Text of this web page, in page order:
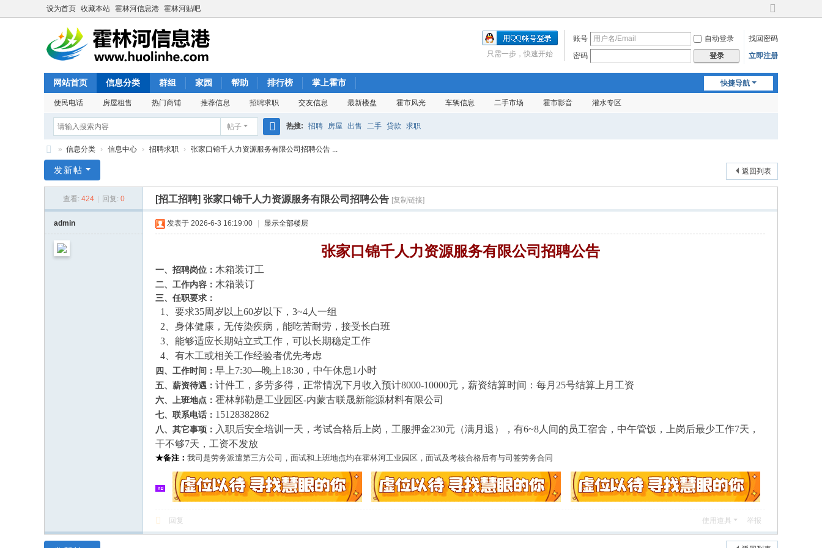
设为首页 收藏本站 霍林河信息港 霍林河贴吧
切
到
宽
账号 自动登录
找回密码
密码
登录 立即注册
只需一步，快速开始
快捷导航
网站首页 信息分类 群组 家园 帮助 排行榜 掌上霍市
便民电话 房屋租售 热门商铺 推荐信息 招聘求职 交友信息 最新楼盘 霍市风光 车辆信息 二手市场 霍市影音 灌水专区
帖子
搜
热搜: 招聘 房屋 出售 二手 贷款 求职
林
» 信息分类 › 信息中心 › 招聘求职 › 张家口锦千人力资源服务有限公司招聘公告 ...
返回列表
发新帖
查看: 424 回复: 0 [招工招聘] 张家口锦千人力资源服务有限公司招聘公告 [复制链接]
admin 发表于 2026-6-3 16:19:00 显示全部楼层
张家口锦千人力资源服务有限公司招聘公告
一、招聘岗位： 木箱装订工
二、工作内容： 木箱装订
三、任职要求：
1、要求35周岁以上60岁以下，3~4人一组
2、身体健康，无传染疾病，能吃苦耐劳，接受长白班
3、能够适应长期站立式工作，可以长期稳定工作
4、有木工或相关工作经验者优先考虑
四、工作时间： 早上7:30—晚上18:30，中午休息1小时
五、薪资待遇： 计件工，多劳多得，正常情况下月收入预计8000-10000元，薪资结算时间：每月25号结算上月工资
六、上班地点： 霍林郭勒是工业园区-内蒙古联晟新能源材料有限公司
七、联系电话： 15128382862
八、其它事项： 入职后安全培训一天，考试合格后上岗，工服押金230元（满月退），有6~8人间的员工宿舍，中午管饭，上岗后最少工作7天，
干不够7天，工资不发放
★备注： 我司是劳务派遣第三方公司，面试和上班地点均在霍林河工业园区，面试及考核合格后有与司签劳务合同
回复 使用道具 举报